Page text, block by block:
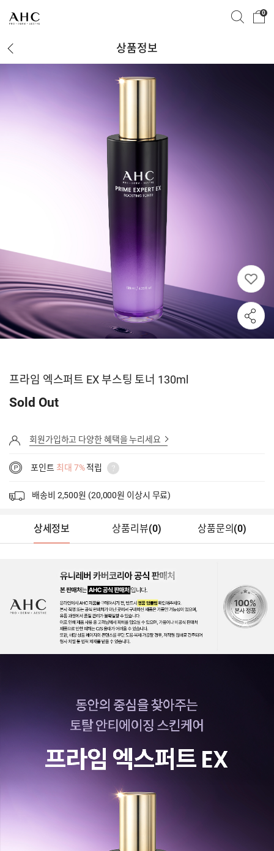
0
상품정보
프라임 엑스퍼트 EX 부스팅 토너 130ml
Sold Out
회원가입하고 다양한 혜택을 누리세요
포인트 최대 7%적립
배송비 2,500원 (20,000원 이상시 무료)
상세정보 상품리뷰(0) 상품문의 (0)